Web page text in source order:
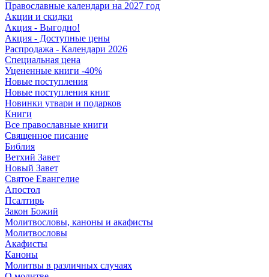
Православные календари на 2027 год
Акции и скидки
Акция - Выгодно!
Акция - Доступные цены
Распродажа - Календари 2026
Специальная цена
Уцененные книги -40%
Новые поступления
Новые поступления книг
Новинки утвари и подарков
Книги
Все православные книги
Священное писание
Библия
Ветхий Завет
Новый Завет
Святое Евангелие
Апостол
Псалтирь
Закон Божий
Молитвословы, каноны и акафисты
Молитвословы
Акафисты
Каноны
Молитвы в различных случаях